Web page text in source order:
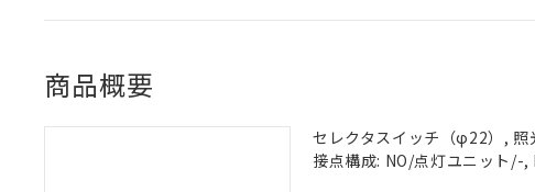
商品概要
セレクタスイッチ（φ22）, 照
接点構成: NO/点灯ユニット/-